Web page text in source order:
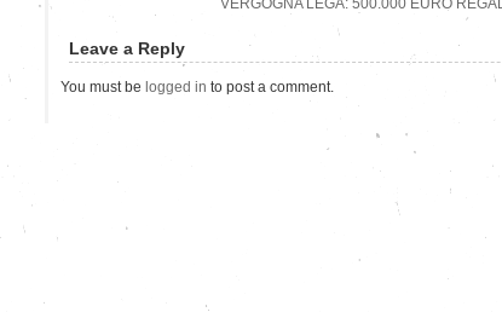
VERGOGNA LEGA: 500.000 EURO
Leave a Reply
You must be logged in to post a comment.